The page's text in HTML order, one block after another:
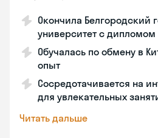
Окончила Белгородский
университет с дипломом
Обучалась по обмену в
опыт
Сосредотачивается на
для увлекательных
Читать дальше